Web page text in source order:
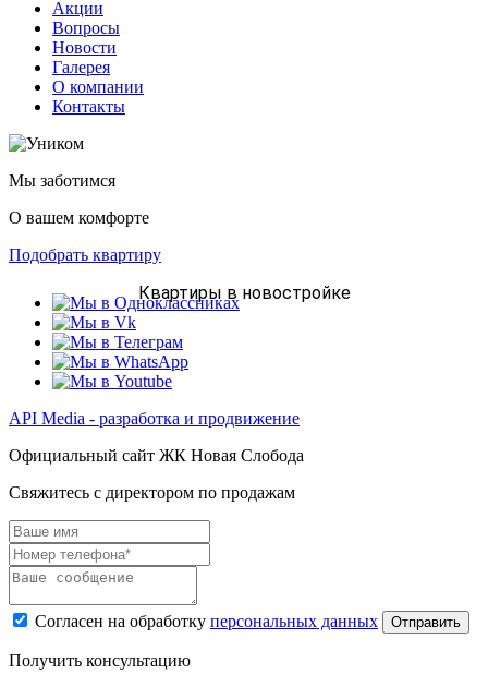
Акции
Вопросы
Новости
Галерея
О компании
Контакты
Мы заботимся
О вашем комфорте
Подобрать квартиру
Квартиры в новостройке
API Media - разработка и продвижение
Официальный сайт ЖК Новая Слобода
Свяжитесь с директором по продажам
Согласен на обработку персональных данных Отправить
Получить консультацию